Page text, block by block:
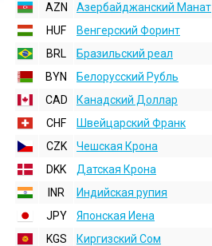
AZN
Азербайджанский Манат
HUF
Венгерский Форинт
BRL
Бразильский реал
BYN
Белорусский Рубль
CAD
Канадский Доллар
CHF
Швейцарский Франк
CZK
Чешская Крона
DKK
Датская Крона
INR
Индийская pупия
JPY
Японская Иена
KGS
Киргизский Сом